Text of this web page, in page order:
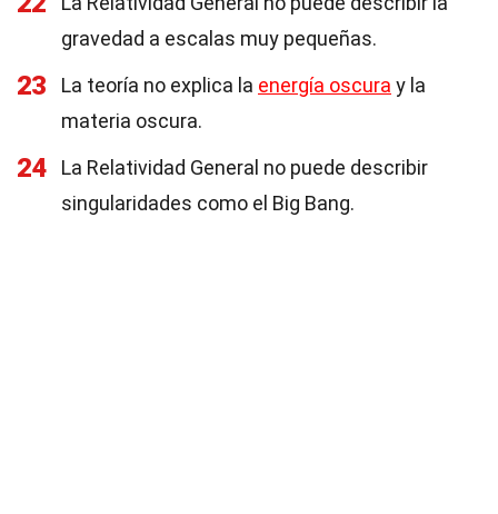
gravedad a escalas muy pequeñas.
23 La teoría no explica la energía oscura y la
materia oscura.
24
La Relatividad General no puede describir
singularidades como el Big Bang.